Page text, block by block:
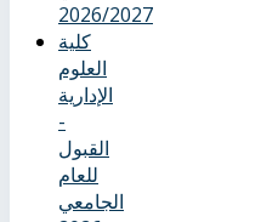
2026/2027
كلية
العلوم
الإدارية
-
القبول
للعام
الجامعي